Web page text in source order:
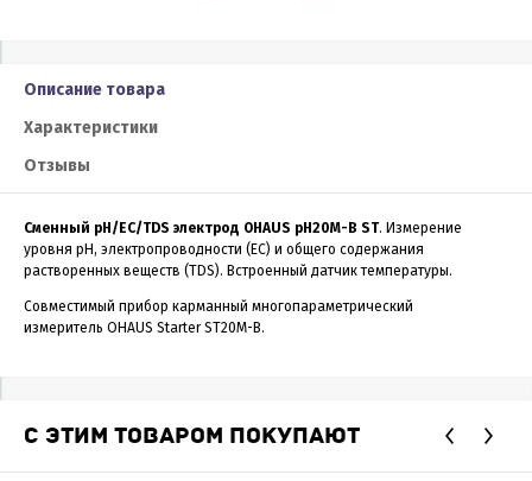
Описание товара
Характеристики
Отзывы
Сменный pH/EC/TDS электрод OHAUS pH20М-В ST. Измерение
уровня pH, электропроводности (EC) и общего содержания
растворенных веществ (TDS). Встроенный датчик температуры.
Совместимый прибор карманный многопараметрический
измеритель OHAUS Starter ST20M-B.
С ЭТИМ ТОВАРОМ ПОКУПАЮТ